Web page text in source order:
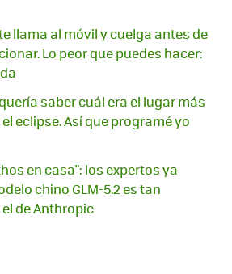
llama al móvil y cuelga antes de
Lo peor que puedes hacer:
saber cuál era el lugar más
eclipse. Así que programé yo
en casa": los expertos ya
chino GLM-5.2 es tan
de Anthropic